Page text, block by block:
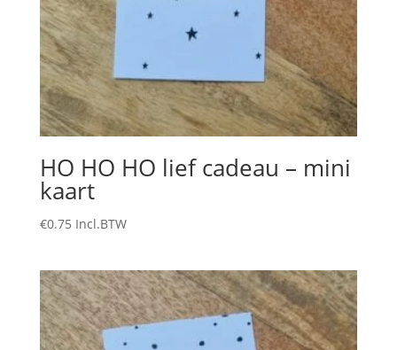
HO HO HO lief cadeau – mini
kaart
€0.75 Incl.BTW